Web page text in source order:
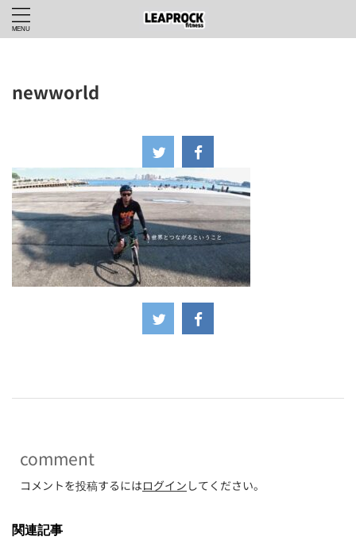
newworld
comment
コメントを投稿するにはログイン してください。
関連記事